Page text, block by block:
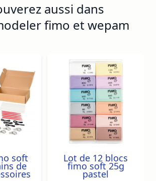
aussi dans
fimo et wepam
the elements of the carousel is
navigation
soft
de
Lot de 12 blocs
fimo soft 25g
pastel